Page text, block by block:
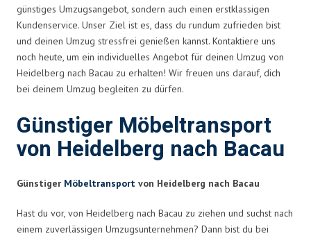
günstiges Umzugsangebot, sondern auch einen erstklassigen
Kundenservice. Unser Ziel ist es, dass du rundum zufrieden bist
und deinen Umzug stressfrei genießen kannst. Kontaktiere uns
noch heute, um ein individuelles Angebot für deinen Umzug von
Heidelberg nach Bacau zu erhalten! Wir freuen uns darauf, dich
bei deinem Umzug begleiten zu dürfen.
Günstiger Möbeltransport
von Heidelberg nach Bacau
Günstiger Möbeltransport von Heidelberg nach Bacau
Hast du vor, von Heidelberg nach Bacau zu ziehen und suchst nach
einem zuverlässigen Umzugsunternehmen? Dann bist du bei